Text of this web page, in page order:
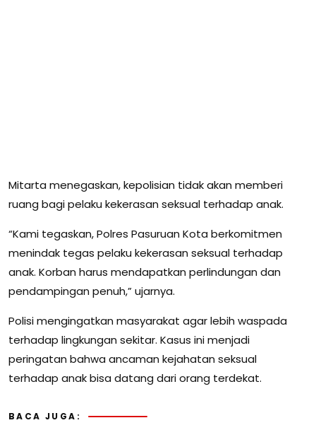
Mitarta menegaskan, kepolisian tidak akan memberi
ruang bagi pelaku kekerasan seksual terhadap anak.
“Kami tegaskan, Polres Pasuruan Kota berkomitmen
menindak tegas pelaku kekerasan seksual terhadap
anak. Korban harus mendapatkan perlindungan dan
pendampingan penuh,” ujarnya.
Polisi mengingatkan masyarakat agar lebih waspada
terhadap lingkungan sekitar. Kasus ini menjadi
peringatan bahwa ancaman kejahatan seksual
terhadap anak bisa datang dari orang terdekat.
BACA JUGA: